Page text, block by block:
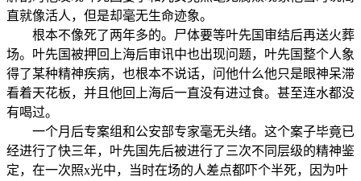
直就像活人，但是却毫无生命迹象。
根本不像死了两年多的。尸体要等叶先国审结后再送火葬
场。叶先国被押回上海后审讯中也出现问题，叶先国整个人象
得了某种精神疾病，也根本不说话，问他什么他只是眼神呆滞
看着天花板，并且他回上海后一直没有进过食。甚至连水都没
有喝过。
一个月后专案组和公安部专家毫无头绪。这个案子毕竟已
经进行了快三年，叶先国先后被进行了三次不同层级的精神鉴
定，在一次照x光中，当时在场的人差点都吓个半死，因为叶